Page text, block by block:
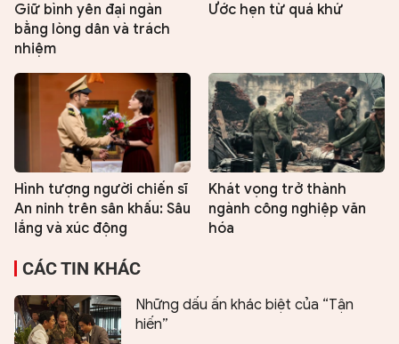
Giữ bình yên đại ngàn
bằng lòng dân và trách
nhiệm
Ước hẹn từ quá khứ
Hình tượng người chiến sĩ
An ninh trên sân khấu: Sâu
lắng và xúc động
Khát vọng trở thành
ngành công nghiệp văn
hóa
CÁC TIN KHÁC
Những dấu ấn khác biệt của “Tận
hiến”